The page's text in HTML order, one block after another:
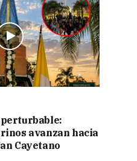
avanzan hacia
Cayetano